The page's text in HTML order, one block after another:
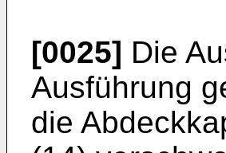
[0025] Die
Ausführung
die